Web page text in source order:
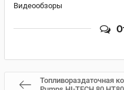
Видеообзоры
Топливораздаточная